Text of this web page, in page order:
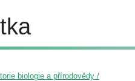
biologie a přírodovědy /